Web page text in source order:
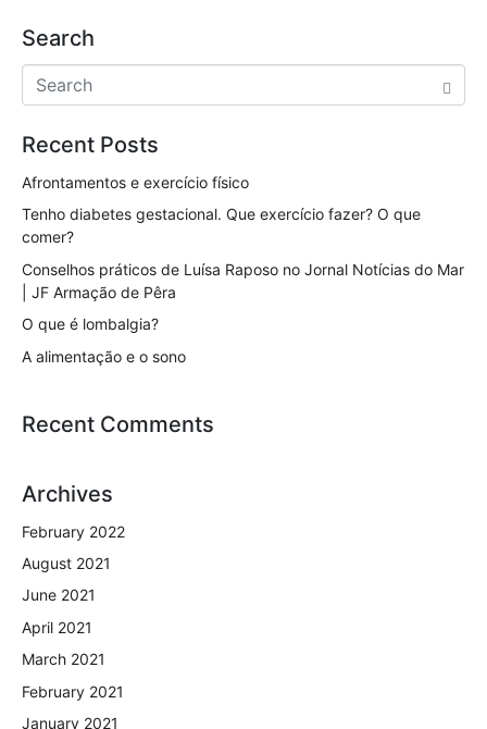
e
b
o
k
er e s l
e
Search
Recent Posts
Afrontamentos e exercício físico
Tenho diabetes gestacional. Que exercício fazer? O que
comer?
Conselhos práticos de Luísa Raposo no Jornal Notícias do Mar
| JF Armação de Pêra
O que é lombalgia?
A alimentação e o sono
Recent Comments
Archives
February 2022
August 2021
June 2021
April 2021
March 2021
February 2021
January 2021